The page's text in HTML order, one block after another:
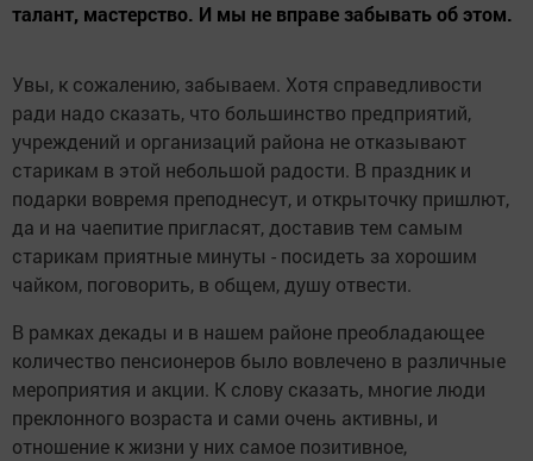
талант, мастерство. И мы не вправе забывать об этом.
Увы, к сожалению, забываем. Хотя справедливости
ради надо сказать, что большинство предприятий,
учреждений и организаций района не отказывают
старикам в этой небольшой радости. В праздник и
подарки вовремя преподнесут, и открыточку пришлют,
да и на чаепитие пригласят, доставив тем самым
старикам приятные минуты - посидеть за хорошим
чайком, поговорить, в общем, душу отвести.
В рамках декады и в нашем районе преобладающее
количество пенсионеров было вовлечено в различные
мероприятия и акции. К слову сказать, многие люди
преклонного возраста и сами очень активны, и
отношение к жизни у них самое позитивное,